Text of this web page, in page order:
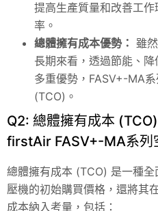
提高生產質量和改善工
率。
總體擁有成本優勢： 雖
長期來看，透過節能、
多重優勢，FASV+-MA
(TCO)。
Q2: 總體擁有成本
firstAir FASV+-MA系列
總體擁有成本 (TCO) 是一種
壓機的初始購買價格，還將其
成本納入考量，包括：